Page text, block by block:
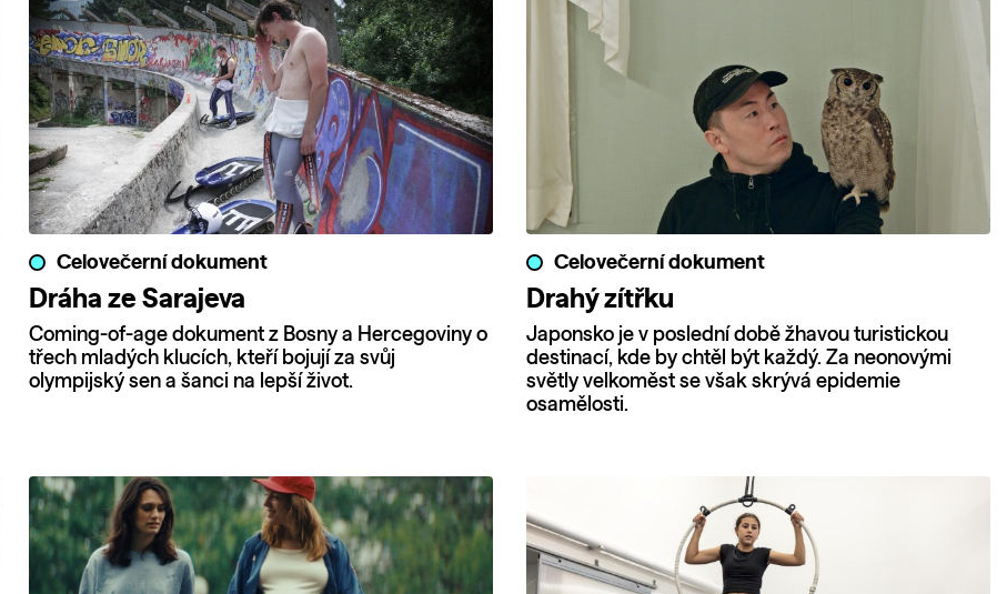
Celovečerní dokument
Dráha ze Sarajeva
Coming-of-age dokument z Bosny a Hercegoviny o
třech mladých klucích, kteří bojují za svůj
olympijský sen a šanci na lepší život.
Celovečerní dokument
Drahý zítřku
Japonsko je v poslední době žhavou turistickou
destinací, kde by chtěl být každý. Za neonovými
světly velkoměst se však skrývá epidemie
osamělosti.